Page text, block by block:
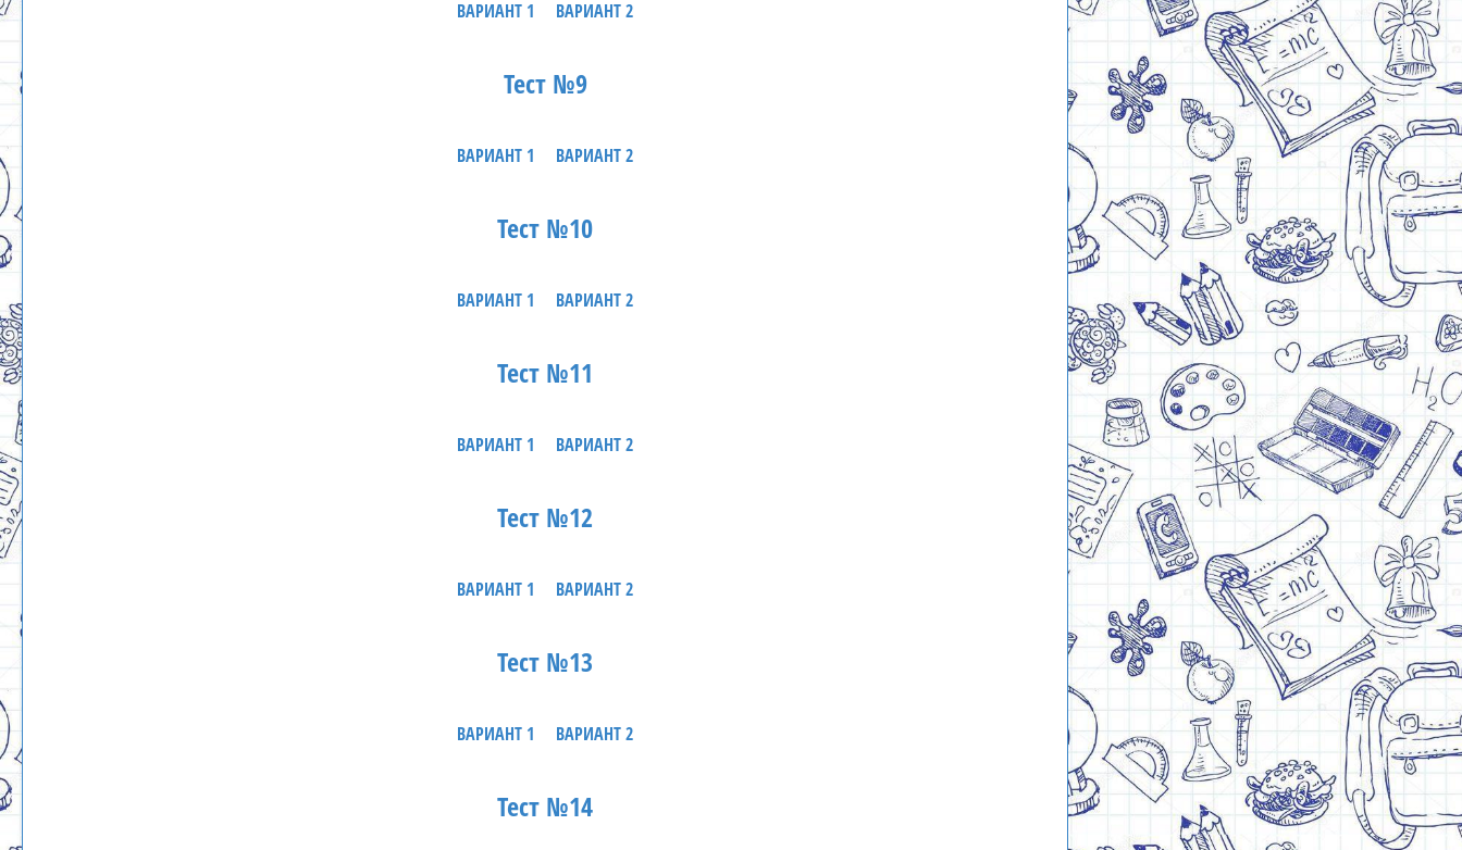
ВАРИАНТ 1 ВАРИАНТ 2
Тест №9
ВАРИАНТ 1 ВАРИАНТ 2
Тест №10
ВАРИАНТ 1 ВАРИАНТ 2
Тест №11
ВАРИАНТ 1 ВАРИАНТ 2
Тест №12
ВАРИАНТ 1 ВАРИАНТ 2
Тест №13
ВАРИАНТ 1 ВАРИАНТ 2
Тест №14